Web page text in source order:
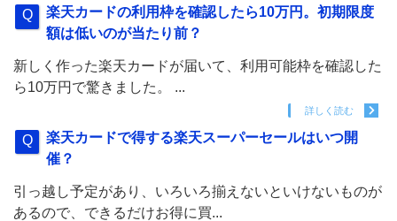
楽天カードの利用枠を確認したら10万円。初期限度
額は低いのが当たり前？
新しく作った楽天カードが届いて、利用可能枠を確認した
ら10万円で驚きました。 ...
詳しく読む
楽天カードで得する楽天スーパーセールはいつ開
催？
引っ越し予定があり、いろいろ揃えないといけないものが
あるので、できるだけお得に買...